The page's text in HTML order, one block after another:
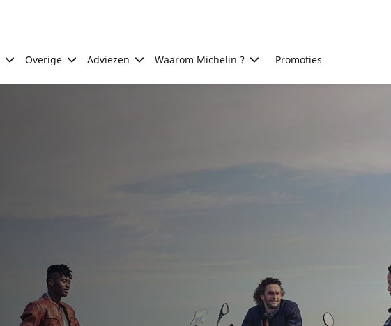
Overige Adviezen Waarom Michelin ? Promoties